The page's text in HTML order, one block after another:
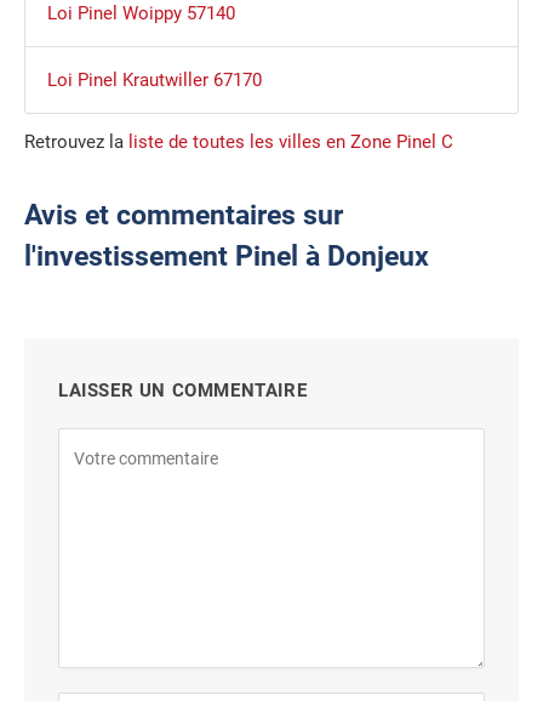
Loi Pinel Woippy 57140
Loi Pinel Krautwiller 67170
Retrouvez la liste de toutes les villes en Zone Pinel C
Avis et commentaires sur
l'investissement Pinel à Donjeux
LAISSER UN COMMENTAIRE